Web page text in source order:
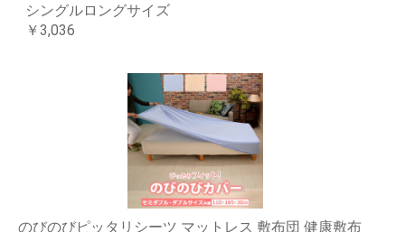
シングルロングサイズ
￥3,036
のびのびピッタリシーツ マットレス 敷布団 健康敷布